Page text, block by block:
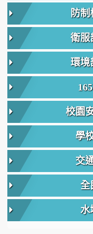
防
衛服
環境
校園
學
交
全
水